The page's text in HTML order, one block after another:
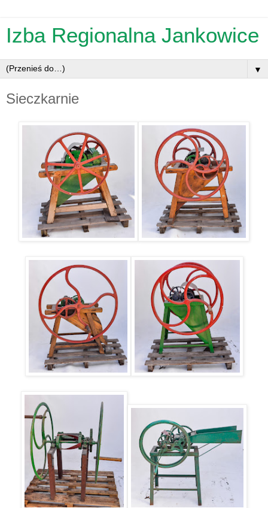
Izba Regionalna Jankowice
▼
Sieczkarnie